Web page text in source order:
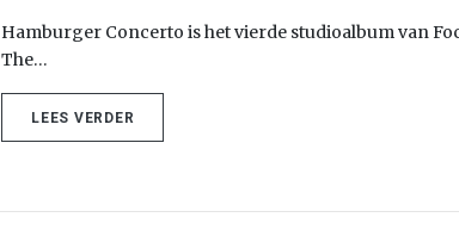
Hamburger Concerto is het vierde studioalbum van
The…
LEES VERDER